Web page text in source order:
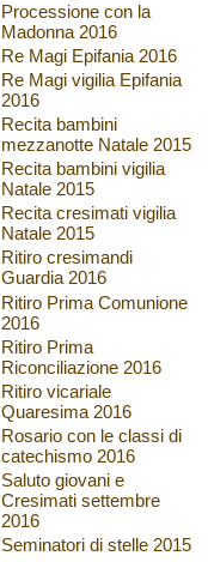
Processione con la
Madonna 2016
Re Magi Epifania 2016
Re Magi vigilia Epifania
2016
Recita bambini
mezzanotte Natale 2015
Recita bambini vigilia
Natale 2015
Recita cresimati vigilia
Natale 2015
Ritiro cresimandi
Guardia 2016
Ritiro Prima Comunione
2016
Ritiro Prima
Riconciliazione 2016
Ritiro vicariale
Quaresima 2016
Rosario con le classi di
catechismo 2016
Saluto giovani e
Cresimati settembre
2016
Seminatori di stelle 2015